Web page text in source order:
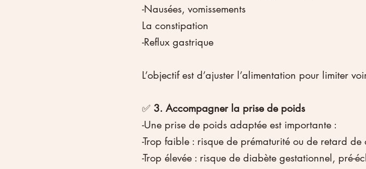
-Nausées, vomissements
La constipation
-Reflux gastrique
L’objectif est d’ajuster l’alimentation pour limiter
✅ 3. Accompagner la prise de poids
-Une prise de poids adaptée est importante :
-Trop faible : risque de prématurité ou de retard de
-Trop élevée : risque de diabète gestationnel, pré-